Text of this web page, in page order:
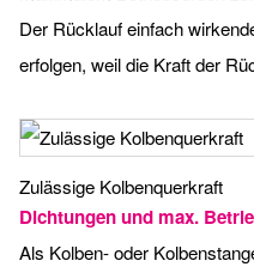
Der Rücklauf einfach
erfolgen, weil die Kraft der
Zulässige Kolbenquerkraft
Dichtungen und max.
Als Kolben- oder